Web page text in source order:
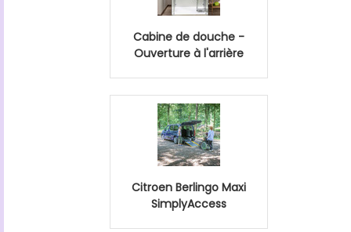
Cabine de douche -
Ouverture à l'arrière
Citroen Berlingo Maxi
SimplyAccess